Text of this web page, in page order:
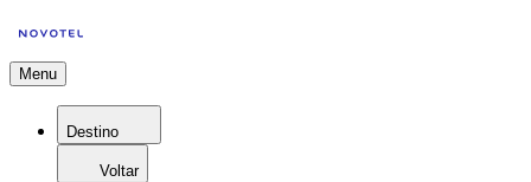
Menu
Destino
Voltar